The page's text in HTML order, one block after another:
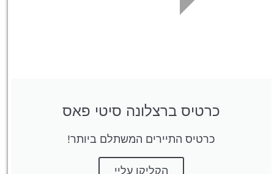
כרטיס ברצלונה סיטי פאס
כרטיס התיירים המשתלם ביותר!
הקליקו עליי